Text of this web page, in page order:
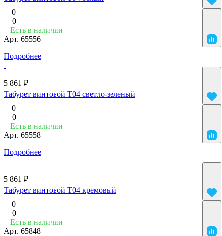
0
0
Есть в наличии
Арт. 65556
Подробнее
5 861 ₽
Табурет винтовой Т04 светло-зеленый
0
0
Есть в наличии
Арт. 65558
Подробнее
5 861 ₽
Табурет винтовой Т04 кремовый
0
0
Есть в наличии
Арт. 65848